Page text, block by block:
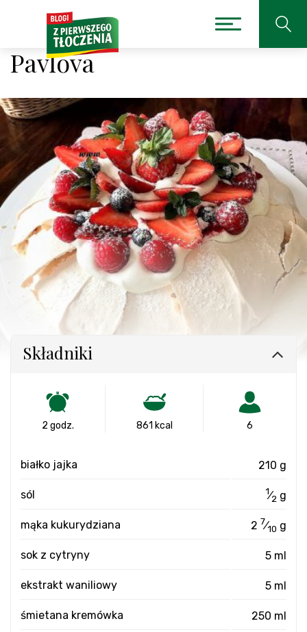
Pavlova
Składniki
2 godz. 861 kcal 6
białko jajka 210 g
sól 1⁄2 g
mąka kukurydziana 2 7⁄10 g
sok z cytryny 5 ml
ekstrakt waniliowy 5 ml
śmietana kremówka 250 ml